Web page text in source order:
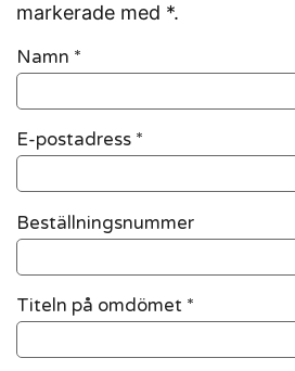
markerade med *.
Namn *
E-postadress *
Beställningsnummer
Titeln på omdömet *